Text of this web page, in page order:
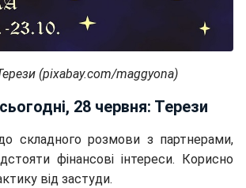
(pixabay.com/maggyona)
28 червня: Терези
складного розмови з партнерами,
фінансові інтереси. Корисно
від застуди.